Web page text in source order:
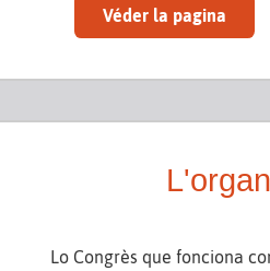
Véder la pagina
Lo Congrès que fonciona